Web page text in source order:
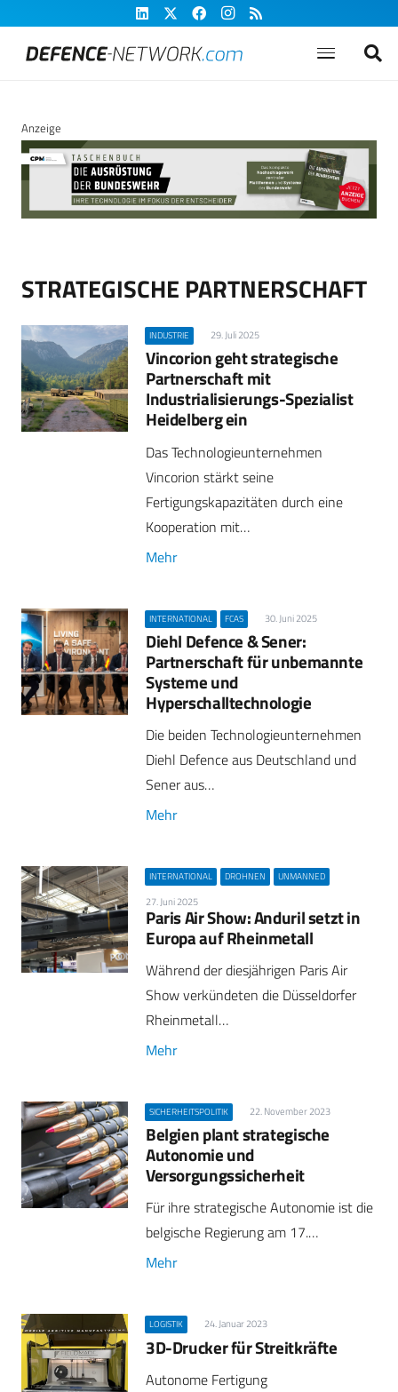
Anzeige
STRATEGISCHE PARTNERSCHAFT
INDUSTRIE 29. Juli 2025
Vincorion geht strategische
Partnerschaft mit
Industrialisierungs-Spezialist
Heidelberg ein
Das Technologieunternehmen
Vincorion stärkt seine
Fertigungskapazitäten durch eine
Kooperation mit…
Mehr
INTERNATIONAL FCAS 30. Juni 2025
Diehl Defence & Sener:
Partnerschaft für unbemannte
Systeme und
Hyperschalltechnologie
Die beiden Technologieunternehmen
Diehl Defence aus Deutschland und
Sener aus…
Mehr
INTERNATIONAL DROHNEN UNMANNED
27. Juni 2025
Paris Air Show: Anduril setzt in
Europa auf Rheinmetall
Während der diesjährigen Paris Air
Show verkündeten die Düsseldorfer
Rheinmetall…
Mehr
SICHERHEITSPOLITIK 22. November 2023
Belgien plant strategische
Autonomie und
Versorgungssicherheit
Für ihre strategische Autonomie ist die
belgische Regierung am 17.…
Mehr
LOGISTIK 24. Januar 2023
3D-Drucker für Streitkräfte
Autonome Fertigung